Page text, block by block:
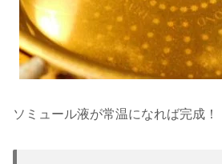
ソミュール液が常温になれば完成！